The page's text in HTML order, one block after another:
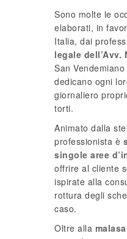
Sono molte le
elaborati, in
Italia, dai
legale
San
dedicano ogni
giornaliero
torti.
Animato dalla
professionista è
singole aree
offrire al cliente
ispirate alla
rottura degli
caso.
Oltre alla